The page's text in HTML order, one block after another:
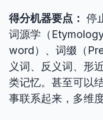
得分机器要点： 停
词源学（
word）、词缀（
义词、反义词、形
类记忆。甚至可以
事联系起来，多维